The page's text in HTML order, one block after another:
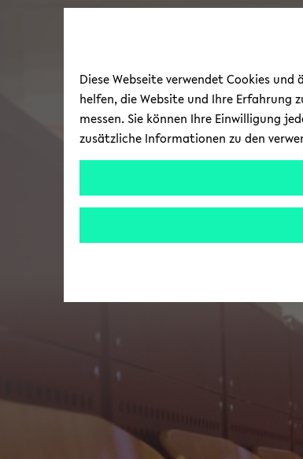
Diese Webseite verwendet Cookies
helfen, die Website und Ihre Erfahrung
messen. Sie können Ihre Einwilligung
zusätzliche Informationen zu den